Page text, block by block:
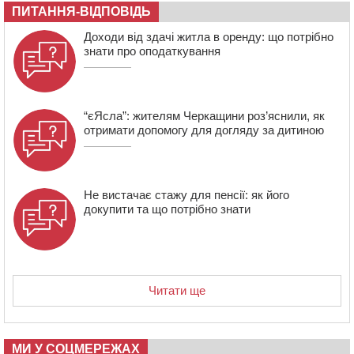
07:23 Уманські міграційники видворили з країни грузина,
який відсидів термін у колонії
ПИТАННЯ-ВІДПОВІДЬ
Доходи від здачі житла в оренду: що потрібно
знати про оподаткування
“єЯсла”: жителям Черкащини роз’яснили, як
отримати допомогу для догляду за дитиною
Не вистачає стажу для пенсії: як його
докупити та що потрібно знати
Читати ще
МИ У СОЦМЕРЕЖАХ